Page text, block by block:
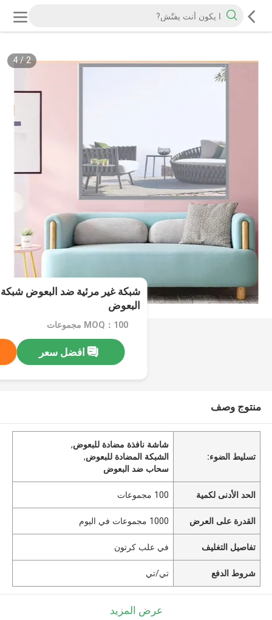
2
/
4
شبكة غير مرئية ضد البعوض
البعوض
MOQ：100 مجموعات
افضل سعر
منتوج وصف
تسليط الضوء:
شاشة نافذة مضادة للبعوض,
الشبكة المضادة للبعوض,
سحاب ضد البعوض
الحد الأدنى لكمية 100 مجموعات
القدرة على العرض 1000 مجموعات في اليوم
تفاصيل التغليف في علب كرتون
شروط الدفع تي/تي
عرض المزيد